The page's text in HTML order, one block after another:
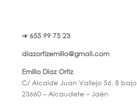
➜ 655 99 75 23
diazortizemilio@gmail.com
Emilio Diaz Ortiz
C/ Alcalde Juan Vallejo 56, B bajo
23660 – Alcaudete – Jaén